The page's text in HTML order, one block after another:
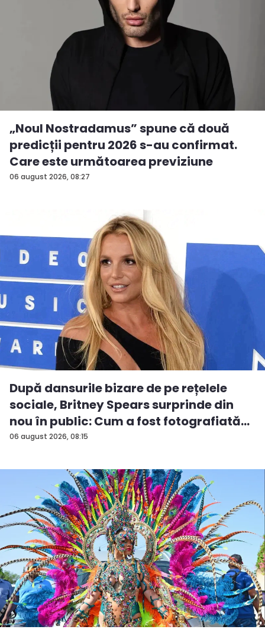
06 august 2026, 08:27
„Noul Nostradamus” spune că două
predicții pentru 2026 s-au confirmat.
Care este următoarea previziune
06 august 2026, 08:15
După dansurile bizare de pe rețelele
sociale, Britney Spears surprinde din
nou în public: Cum a fost fotografiată
î...